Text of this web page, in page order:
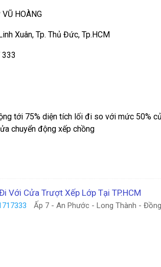
HOÀNG
Xuân, Tp. Thủ Đức, Tp.HCM
tới 75% diện tích lối đi so với mức 50%
chuyển động xếp chồng
Với Cửa Trượt Xếp Lớp Tại TP.HCM
Ấp 7 - An Phước - Long Thành -